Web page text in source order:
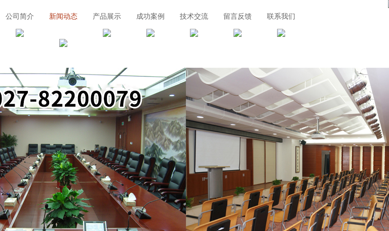
公司简介 新闻动态 产品展示 成功案例 技术交流 留言反馈 联系我们